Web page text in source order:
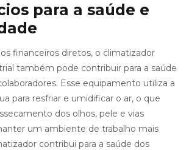
para a saúde e
financeiros diretos, o climatizador
também pode contribuir para a saúde
Esse equipamento utiliza a
para resfriar e umidificar o ar, o que
dos olhos, pele e vias
um ambiente de trabalho mais
contribui para a saúde dos